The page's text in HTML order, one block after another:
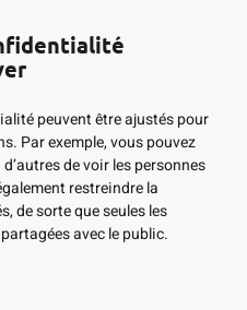
peuvent être ajustés pour
Par exemple, vous pouvez
de voir les personnes
restreindre la
de sorte que seules les
avec le public.